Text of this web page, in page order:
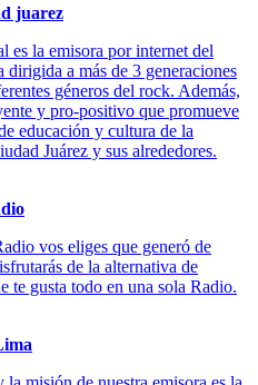
juarez
es la emisora por internet del
a más de 3 generaciones
géneros del rock. Además,
y pro-positivo que promueve
educación y cultura de la
Juárez y sus alrededores.
vos eliges que generó de
de la alternativa de
te gusta todo en una sola Radio.